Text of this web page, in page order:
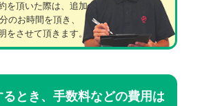
を頂いた際は、追加
のお時間を頂き、
をさせて頂きます。
るとき、手数料などの費用は